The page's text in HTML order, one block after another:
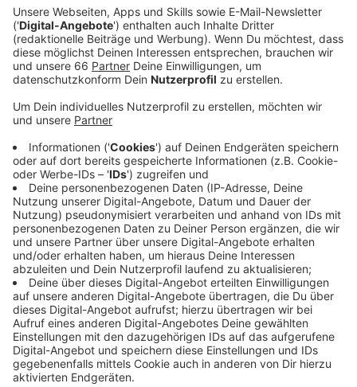
Rheinkniebrücke, auf die andere Rheinseite und
über Oberkasseler Brücke, Rotterdammer Straße
und Cecilienallee zurück nach Stockum. Das Ende
des Demozugs ist für 14 Uhr geplant. Erwartet
werden rund 100 Fahrzeuge.
Veröffentlicht:Sonntag, 18.02.2024 09:25
Anzeige
An einem ersten Fahrzeugkorso gestern nahmen rund
500 LKW, Trecker und PKW teil - und damit deutlich
weniger als angenommen. Auch die erwarteten
Verkehrsbeeinträchtigungen fielen laut Polizei gering
aus. Dennoch empfiehlt die Polizei auch heute auf den
ÖPNV umzusteigen. Die Demo richtet sich laut
Veranstalter gegen die Politik der Bundesregierung.
Anzeige